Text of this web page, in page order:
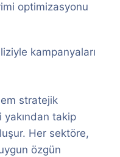
optimizasyonu
kampanyaları
stratejik
takip
Her sektöre,
özgün